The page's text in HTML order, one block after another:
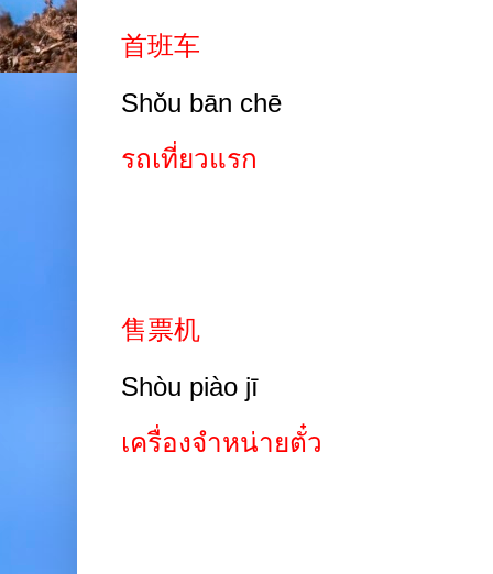
首班车
Shǒu bān chē
รถเที่ยวแรก
售票机
Shòu piào jī
เครื่องจำหน่ายตั๋ว